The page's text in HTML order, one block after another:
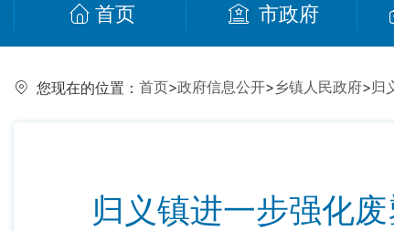
首页 市政府
您现在的位置： 首页>政府信息公开>乡镇人民政府>归
归义镇进一步强化